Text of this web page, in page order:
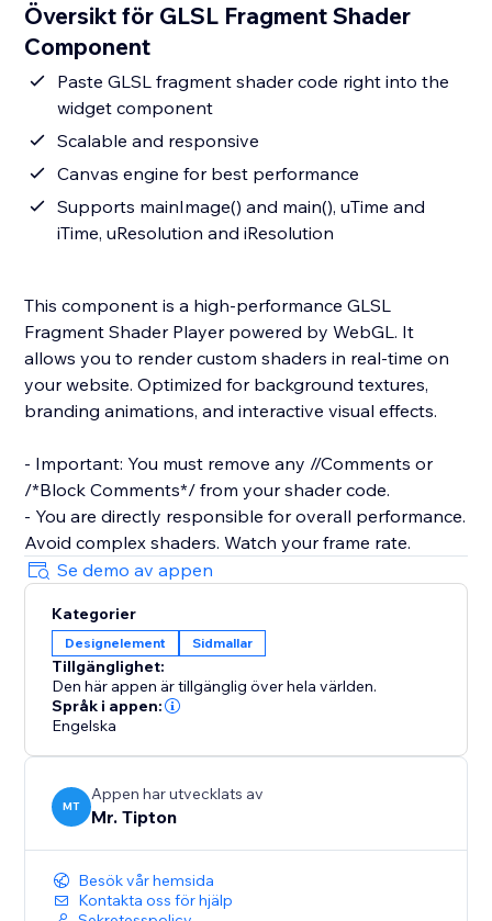
Översikt för GLSL Fragment Shader
Component
Paste GLSL fragment shader code right into the
widget component
Scalable and responsive
Canvas engine for best performance
Supports mainImage() and main(), uTime and
iTime, uResolution and iResolution
This component is a high-performance GLSL
Fragment Shader Player powered by WebGL. It
allows you to render custom shaders in real-time on
your website. Optimized for background textures,
branding animations, and interactive visual effects.
- Important: You must remove any //Comments or
/*Block Comments*/ from your shader code.
- You are directly responsible for overall performance.
Avoid complex shaders. Watch your frame rate.
Se demo av appen
Kategorier
Designelement Sidmallar
Tillgänglighet:
Den här appen är tillgänglig över hela världen.
Språk i appen:
Engelska
MT
Appen har utvecklats av
Mr. Tipton
Besök vår hemsida
Kontakta oss för hjälp